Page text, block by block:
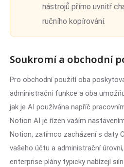
nástrojů přímo uvnitř
ručního kopírování.
Soukromí a obchodní
Pro obchodní použití oba
administrační funkce a oba
jak je AI používána napříč
Notion AI je řízen vaším
Notion, zatímco zacházení s daty
vašeho účtu a administrační
enterprise plány typicky nabízejí